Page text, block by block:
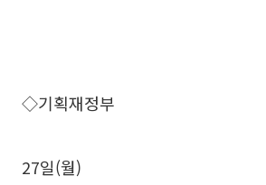
◇기획재정부
27일(월)